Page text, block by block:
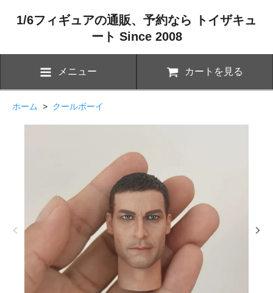
1/6フィギュアの通販、予約なら トイザキュ
ート Since 2008
メニュー カートを見る
ホーム > クールボーイ